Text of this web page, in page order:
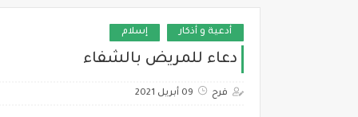
أدعية و أذكار إسلام
دعاء للمريض بالشفاء
فرح 09 أبريل 2021